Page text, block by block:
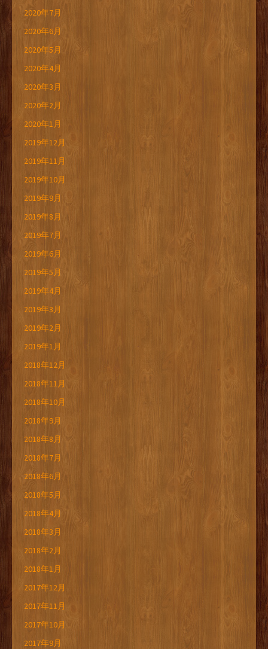
2020年7月
2020年6月
2020年5月
2020年4月
2020年3月
2020年2月
2020年1月
2019年12月
2019年11月
2019年10月
2019年9月
2019年8月
2019年7月
2019年6月
2019年5月
2019年4月
2019年3月
2019年2月
2019年1月
2018年12月
2018年11月
2018年10月
2018年9月
2018年8月
2018年7月
2018年6月
2018年5月
2018年4月
2018年3月
2018年2月
2018年1月
2017年12月
2017年11月
2017年10月
2017年9月